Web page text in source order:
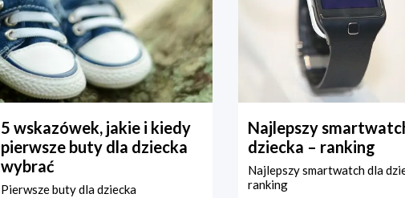
5 wskazówek, jakie i kiedy
pierwsze buty dla dziecka
wybrać
Pierwsze buty dla dziecka
Najlepszy
dziecka – ranking
Najlepszy smartwatch dla
ranking